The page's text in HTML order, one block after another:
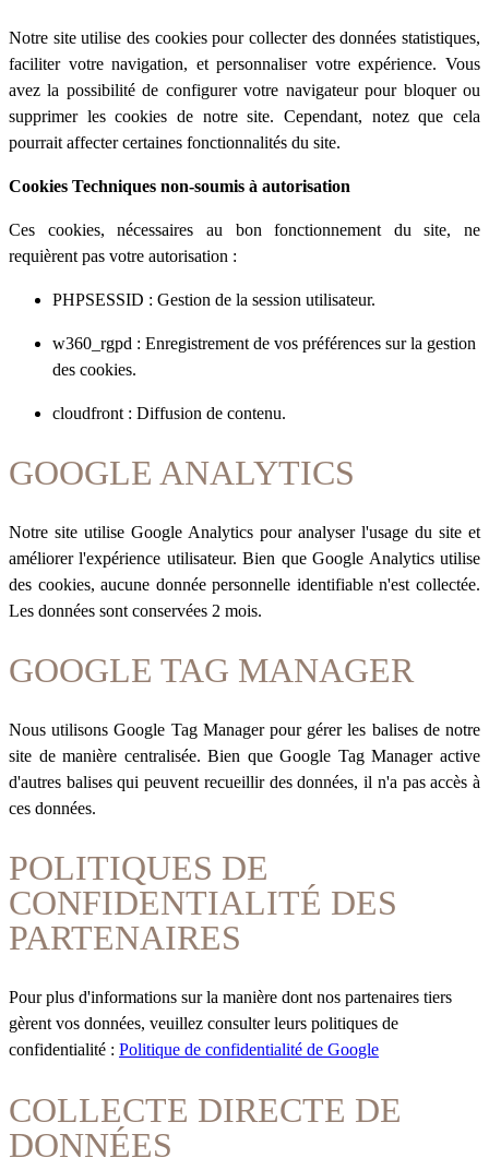
Notre site utilise des cookies pour collecter des données statistiques,
faciliter votre navigation, et personnaliser votre expérience. Vous
avez la possibilité de configurer votre navigateur pour bloquer ou
supprimer les cookies de notre site. Cependant, notez que cela
pourrait affecter certaines fonctionnalités du site.
Cookies Techniques non-soumis à autorisation
Ces cookies, nécessaires au bon fonctionnement du site, ne
requièrent pas votre autorisation :
PHPSESSID : Gestion de la session utilisateur.
w360_rgpd : Enregistrement de vos préférences sur la gestion
des cookies.
cloudfront : Diffusion de contenu.
GOOGLE ANALYTICS
Notre site utilise Google Analytics pour analyser l'usage du site et
améliorer l'expérience utilisateur. Bien que Google Analytics utilise
des cookies, aucune donnée personnelle identifiable n'est collectée.
Les données sont conservées 2 mois.
GOOGLE TAG MANAGER
Nous utilisons Google Tag Manager pour gérer les balises de notre
site de manière centralisée. Bien que Google Tag Manager active
d'autres balises qui peuvent recueillir des données, il n'a pas accès à
ces données.
POLITIQUES DE
CONFIDENTIALITÉ DES
PARTENAIRES
Pour plus d'informations sur la manière dont nos partenaires tiers
gèrent vos données, veuillez consulter leurs politiques de
confidentialité : Politique de confidentialité de Google
COLLECTE DIRECTE DE
DONNÉES